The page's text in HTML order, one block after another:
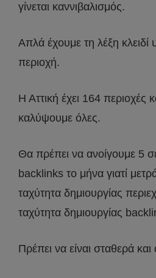
γίνεται καννιβαλισμός.
Απλά έχουμε τη λέξη κλειδί
περιοχή.
Η Αττική έχει 164 περιοχές
καλύψουμε όλες.
Θα πρέπει να ανοίγουμε 5
backlinks το μήνα γιατί
ταχύτητα δημιουργίας
ταχύτητα δημιουργίας
Πρέπει να είναι σταθερά